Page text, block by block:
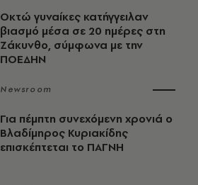
Οκτώ γυναίκες κατήγγειλαν
βιασμό μέσα σε 20 ημέρες στη
Ζάκυνθο, σύμφωνα με την
ΠΟΕΔΗΝ
Newsroom
Για πέμπτη συνεχόμενη χρονιά ο
Βλαδίμηρος Κυριακίδης
επισκέπτεται το ΠΑΓΝΗ